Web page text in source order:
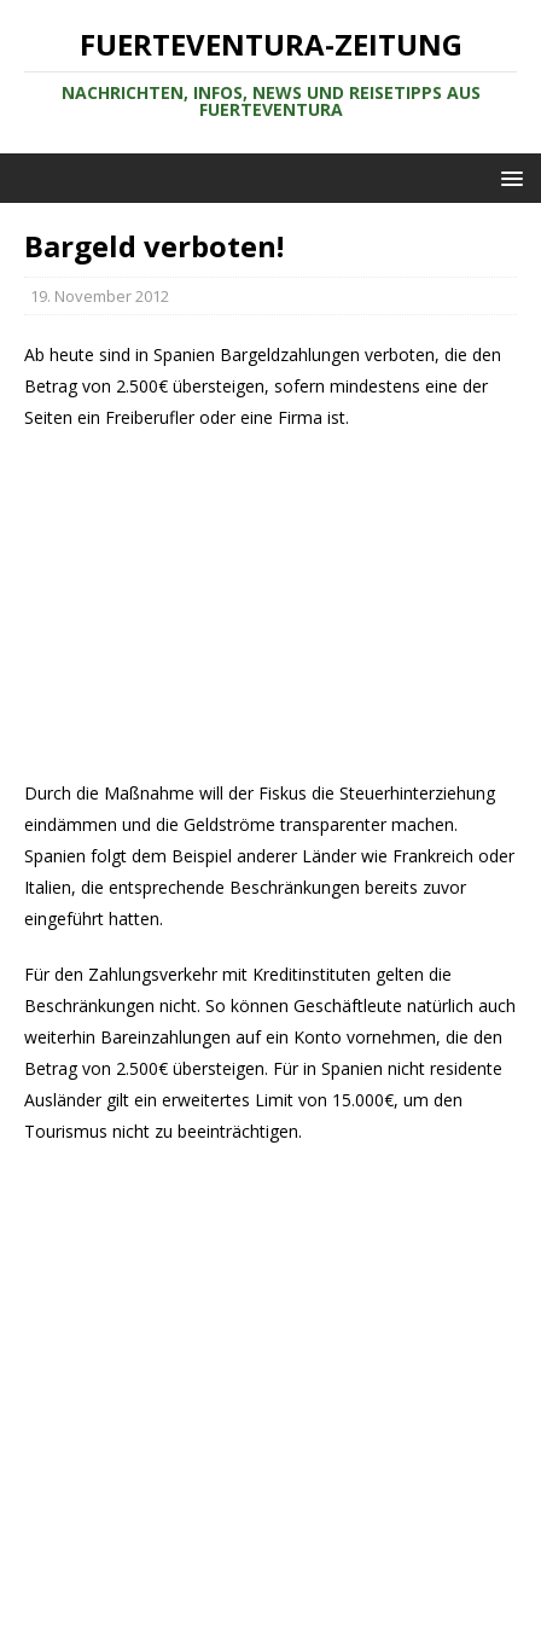
FUERTEVENTURA-ZEITUNG
NACHRICHTEN, INFOS, NEWS UND REISETIPPS AUS
FUERTEVENTURA
Bargeld verboten!
19. November 2012
Ab heute sind in Spanien Bargeldzahlungen verboten, die den
Betrag von 2.500€ übersteigen, sofern mindestens eine der
Seiten ein Freiberufler oder eine Firma ist.
Durch die Maßnahme will der Fiskus die Steuerhinterziehung
eindämmen und die Geldströme transparenter machen.
Spanien folgt dem Beispiel anderer Länder wie Frankreich oder
Italien, die entsprechende Beschränkungen bereits zuvor
eingeführt hatten.
Für den Zahlungsverkehr mit Kreditinstituten gelten die
Beschränkungen nicht. So können Geschäftleute natürlich auch
weiterhin Bareinzahlungen auf ein Konto vornehmen, die den
Betrag von 2.500€ übersteigen. Für in Spanien nicht residente
Ausländer gilt ein erweitertes Limit von 15.000€, um den
Tourismus nicht zu beeinträchtigen.